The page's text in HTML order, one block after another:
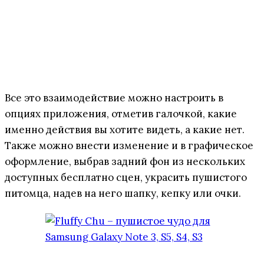
Все это взаимодействие можно настроить в
опциях приложения, отметив галочкой, какие
именно действия вы хотите видеть, а какие нет.
Также можно внести изменение и в графическое
оформление, выбрав задний фон из нескольких
доступных бесплатно сцен, украсить пушистого
питомца, надев на него шапку, кепку или очки.